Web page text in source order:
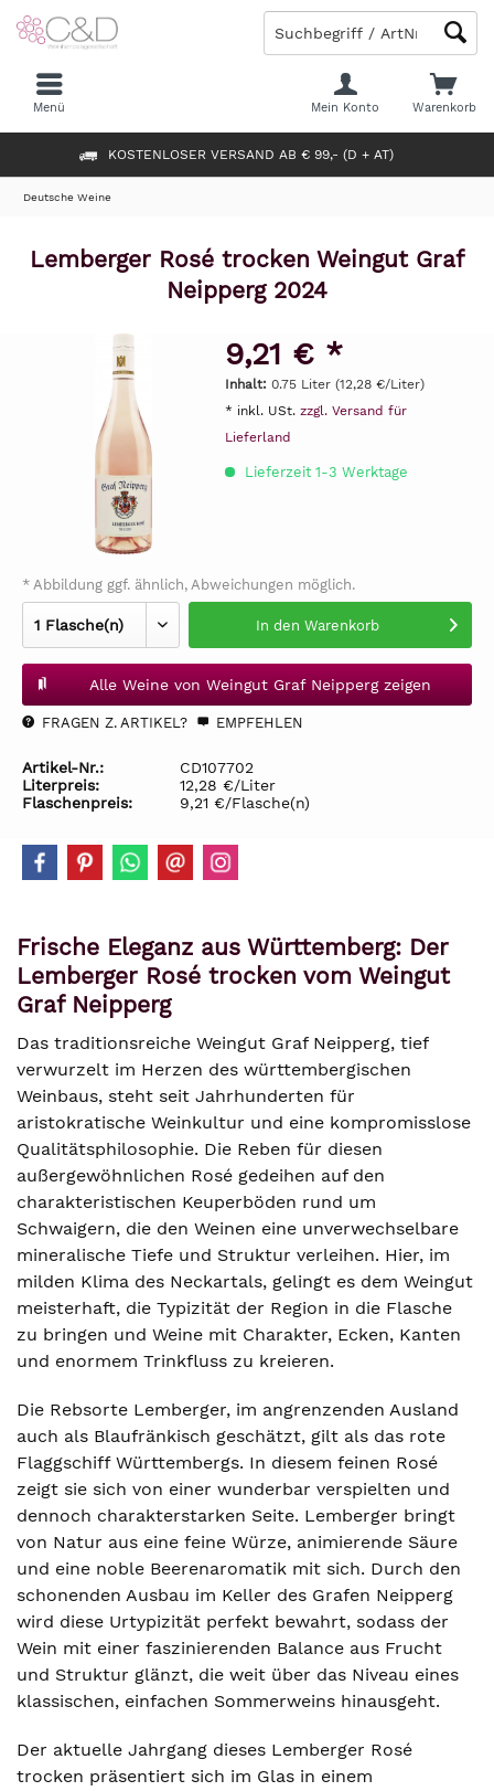
KOSTENLOSER VERSAND AB € 99,- (D + AT)
Warenkorb
Mein Konto
Menü
Deutsche Weine
Lemberger Rosé trocken Weingut Graf
Neipperg 2024
9,21 € *
Inhalt: 0.75 Liter (12,28 €/Liter)
* inkl. USt. zzgl. Versand für
Lieferland
Lieferzeit 1-3 Werktage
* Abbildung ggf. ähnlich, Abweichungen möglich.
In den Warenkorb
Alle Weine von Weingut Graf Neipperg zeigen
FRAGEN Z. ARTIKEL? EMPFEHLEN
Artikel-Nr.:
CD107702
Literpreis:
12,28 €/Liter
Flaschenpreis:
9,21 €/Flasche(n)
Frische Eleganz aus Württemberg: Der
Lemberger Rosé trocken vom Weingut
Graf Neipperg
Das traditionsreiche Weingut Graf Neipperg, tief
verwurzelt im Herzen des württembergischen
Weinbaus, steht seit Jahrhunderten für
aristokratische Weinkultur und eine kompromisslose
Qualitätsphilosophie. Die Reben für diesen
außergewöhnlichen Rosé gedeihen auf den
charakteristischen Keuperböden rund um
Schwaigern, die den Weinen eine unverwechselbare
mineralische Tiefe und Struktur verleihen. Hier, im
milden Klima des Neckartals, gelingt es dem Weingut
meisterhaft, die Typizität der Region in die Flasche
zu bringen und Weine mit Charakter, Ecken, Kanten
und enormem Trinkfluss zu kreieren.
Die Rebsorte Lemberger, im angrenzenden Ausland
auch als Blaufränkisch geschätzt, gilt als das rote
Flaggschiff Württembergs. In diesem feinen Rosé
zeigt sie sich von einer wunderbar verspielten und
dennoch charakterstarken Seite. Lemberger bringt
von Natur aus eine feine Würze, animierende Säure
und eine noble Beerenaromatik mit sich. Durch den
schonenden Ausbau im Keller des Grafen Neipperg
wird diese Urtypizität perfekt bewahrt, sodass der
Wein mit einer faszinierenden Balance aus Frucht
und Struktur glänzt, die weit über das Niveau eines
klassischen, einfachen Sommerweins hinausgeht.
Der aktuelle Jahrgang dieses Lemberger Rosé
trocken präsentiert sich im Glas in einem